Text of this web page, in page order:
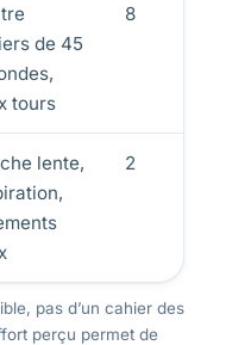
de 45
tours
8
lente,
2
pas d’un cahier des
perçu permet de